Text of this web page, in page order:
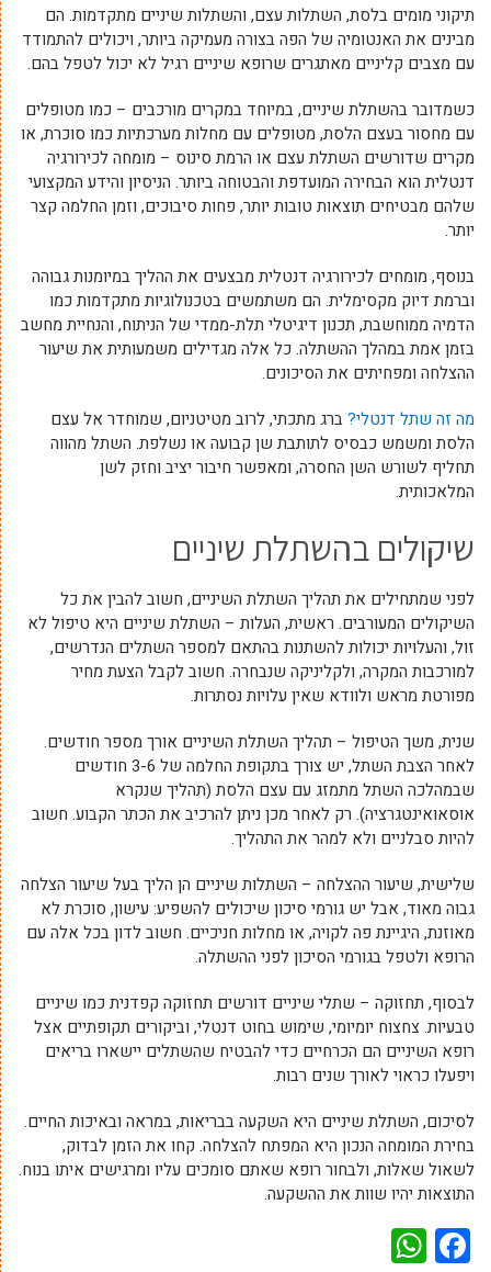
תיקוני מומים בלסת, השתלות עצם, והשתלות שיניים מתקדמות. הם
מבינים את האנטומיה של הפה בצורה מעמיקה ביותר, ויכולים להתמודד
עם מצבים קליניים מאתגרים שרופא שיניים רגיל לא יכול לטפל בהם.
כשמדובר בהשתלת שיניים, במיוחד במקרים מורכבים – כמו מטופלים
עם מחסור בעצם הלסת, מטופלים עם מחלות מערכתיות כמו סוכרת, או
מקרים שדורשים השתלת עצם או הרמת סינוס – מומחה לכירורגיה
דנטלית הוא הבחירה המועדפת והבטוחה ביותר. הניסיון והידע המקצועי
שלהם מבטיחים תוצאות טובות יותר, פחות סיבוכים, וזמן החלמה קצר
יותר.
בנוסף, מומחים לכירורגיה דנטלית מבצעים את ההליך במיומנות גבוהה
וברמת דיוק מקסימלית. הם משתמשים בטכנולוגיות מתקדמות כמו
הדמיה ממוחשבת, תכנון דיגיטלי תלת-ממדי של הניתוח, והנחיית מחשב
בזמן אמת במהלך ההשתלה. כל אלה מגדילים משמעותית את שיעור
ההצלחה ומפחיתים את הסיכונים.
מה זה שתל דנטלי?ברג מתכתי, לרוב מטיטניום, שמוחדר אל עצם
הלסת ומשמש כבסיס לתותבת שן קבועה או נשלפת. השתל מהווה
תחליף לשורש השן החסרה, ומאפשר חיבור יציב וחזק לשן
המלאכותית.
שיקולים בהשתלת שיניים
לפני שמתחילים את תהליך השתלת השיניים, חשוב להבין את כל
השיקולים המעורבים. ראשית, העלות – השתלת שיניים היא טיפול לא
זול, והעלויות יכולות להשתנות בהתאם למספר השתלים הנדרשים,
למורכבות המקרה, ולקליניקה שנבחרה. חשוב לקבל הצעת מחיר
מפורטת מראש ולוודא שאין עלויות נסתרות.
שנית, משך הטיפול – תהליך השתלת השיניים אורך מספר חודשים.
לאחר הצבת השתל, יש צורך בתקופת החלמה של 3-6 חודשים
שבמהלכה השתל מתמזג עם עצם הלסת (תהליך שנקרא
אוסאואינטגרציה). רק לאחר מכן ניתן להרכיב את הכתר הקבוע. חשוב
להיות סבלניים ולא למהר את התהליך.
שלישית, שיעור ההצלחה – השתלות שיניים הן הליך בעל שיעור הצלחה
גבוה מאוד, אבל יש גורמי סיכון שיכולים להשפיע: עישון, סוכרת לא
מאוזנת, היגיינת פה לקויה, או מחלות חניכיים. חשוב לדון בכל אלה עם
הרופא ולטפל בגורמי הסיכון לפני ההשתלה.
לבסוף, תחזוקה – שתלי שיניים דורשים תחזוקה קפדנית כמו שיניים
טבעיות. צחצוח יומיומי, שימוש בחוט דנטלי, וביקורים תקופתיים אצל
רופא השיניים הם הכרחיים כדי להבטיח שהשתלים יישארו בריאים
ויפעלו כראוי לאורך שנים רבות.
לסיכום, השתלת שיניים היא השקעה בבריאות, במראה ובאיכות החיים.
בחירת המומחה הנכון היא המפתח להצלחה. קחו את הזמן לבדוק,
לשאול שאלות, ולבחור רופא שאתם סומכים עליו ומרגישים איתו בנוח.
התוצאות יהיו שוות את ההשקעה.
Facebook